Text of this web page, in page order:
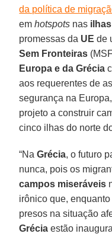
da política de
emhotspots nas
promessas da UE de
Sem Fronteiras
Europa e da Grécia
aos requerentes de
segurança na
projeto a construir
cinco ilhas do norte
“NaGrécia, o futuro
nunca, pois os
campos miseráveis
irônico que,
presos na situação
Grécia estão